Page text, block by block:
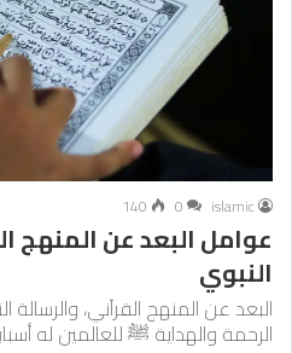
islamic
0
140
عوامل البعد عن المنهج
النبوي
البعد عن المنهج القرآني،
الرحمة والهداية ﷺ للعالمين له